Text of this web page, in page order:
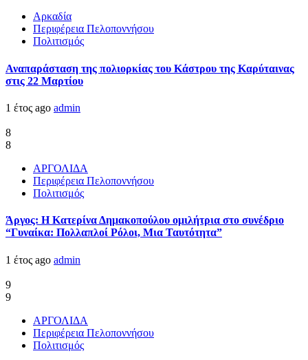
Αρκαδία
Περιφέρεια Πελοποννήσου
Πολιτισμός
Αναπαράσταση της πολιορκίας του Κάστρου της Καρύταινας
στις 22 Μαρτίου
1 έτος ago admin
8
8
ΑΡΓΟΛΙΔΑ
Περιφέρεια Πελοποννήσου
Πολιτισμός
Άργος: Η Κατερίνα Δημακοπούλου ομιλήτρια στο συνέδριο
“Γυναίκα: Πολλαπλοί Ρόλοι, Μια Ταυτότητα”
1 έτος ago admin
9
9
ΑΡΓΟΛΙΔΑ
Περιφέρεια Πελοποννήσου
Πολιτισμός